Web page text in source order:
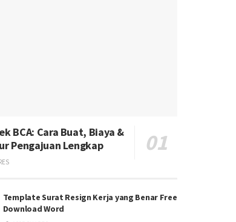
BCA: Cara Buat, Biaya &
Pengajuan Lengkap
Template Surat Resign Kerja yang Benar Free
Download Word